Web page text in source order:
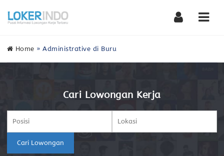
Home »Administrative di Buru
Cari Lowongan Kerja
Cari Lowongan